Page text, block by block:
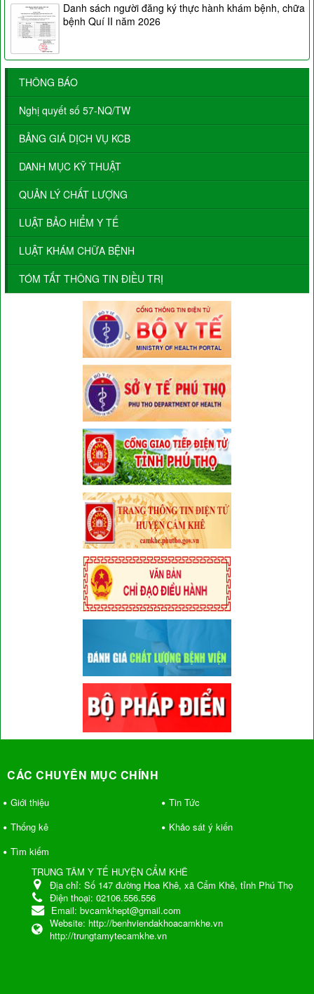
Danh sách người đăng ký thực hành khám bệnh, chữa
bệnh Quí II năm 2026
THÔNG BÁO
Nghị quyết số 57-NQ/TW
BẢNG GIÁ DỊCH VỤ KCB
DANH MỤC KỸ THUẬT
QUẢN LÝ CHẤT LƯỢNG
LUẬT BẢO HIỂM Y TẾ
LUẬT KHÁM CHỮA BỆNH
TÓM TẮT THÔNG TIN ĐIỀU TRỊ
CÁC CHUYÊN MỤC CHÍNH
Giới thiệu
Tin Tức
Thống kê
Khảo sát ý kiến
Tìm kiếm
TRUNG TÂM Y TẾ HUYỆN CẨM KHÊ
Địa chỉ: Số 147 đường Hoa Khê, xã Cẩm Khê, tỉnh Phú Thọ
Điện thoại: 02106.556.556
Email: bvcamkhept@gmail.com
Website: http://benhviendakhoacamkhe.vn
http://trungtamytecamkhe.vn